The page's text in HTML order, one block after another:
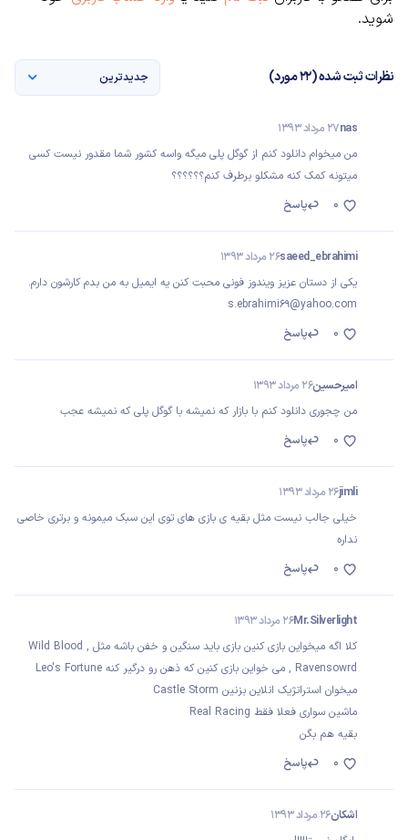
شوید.
نظرات ثبت شده (22 مورد) جدیدترین
nas27 مرداد 1393
من میخوام دانلود کنم از گوگل پلی میگه واسه کشور شما مقدور نیست کسی
میتونه کمک کنه مشکلو برطرف کنم؟؟؟؟؟؟
پاسخ
0
saeed_ebrahimi26 مرداد 1393
یکی از دستان عزیز ویندوز فونی محبت کنن یه ایمیل به من بدم کارشون دارم.
s.ebrahimi69@yahoo.com
پاسخ
0
امیرحسین26 مرداد 1393
من چجوری دانلود کنم با بازار که نمیشه با گوگل پلی که نمیشه عجب
پاسخ
0
jimli26 مرداد 1393
خیلی جالب نیست مثل بقیه ی بازی های توی این سبک میمونه و برتری خاصی
نداره
پاسخ
0
Mr.Silverlight26 مرداد 1393
کلا اگه میخواین بازی کنین بازی باید سنگین و خفن باشه مثل Wild Blood ,
Ravensowrd , می خواین بازی کنین که ذهن رو درگیر کنه Leo's Fortune
میخوان استراتژیک انلاین بزنین Castle Storm
ماشین سواری فعلا فقط Real Racing
بقیه هم بگن
پاسخ
0
اشکان26 مرداد 1393